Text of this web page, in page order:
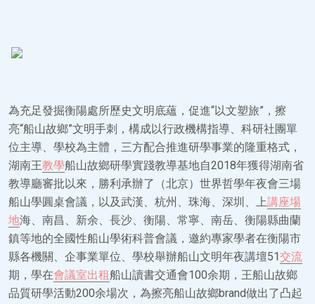
為充足發掘衡陽處所歷史文明底蘊，促進“以文塑旅”，擦
亮“船山故鄉”文明手刺，構成以行政機構指導、科研社團單
位主導、學校為主體，三方配合推進研學事業的隆重格式，
湖南王教學船山故鄉研學實踐教導基地自2018年獲得湖南省
教導廳審批以來，勝利承辦了（北京）世界哲學年夜會三場
船山學圓桌會議，以及武漢、杭州、珠海、深圳、上講座場
地海、南昌、新余、長沙、衡陽、常寧、南岳、衡陽縣曲蘭
鎮等地的全國性船山學術科普會議，邀約專家學者在衡陽市
縣各機關、企事業單位、學校舉辦船山文明年夜講壇51交流
期，學在會議室出租船山讀書交通會100余期，王船山故鄉
品質研學活動200余場次，為擦亮船山故鄉brand做出了凸起